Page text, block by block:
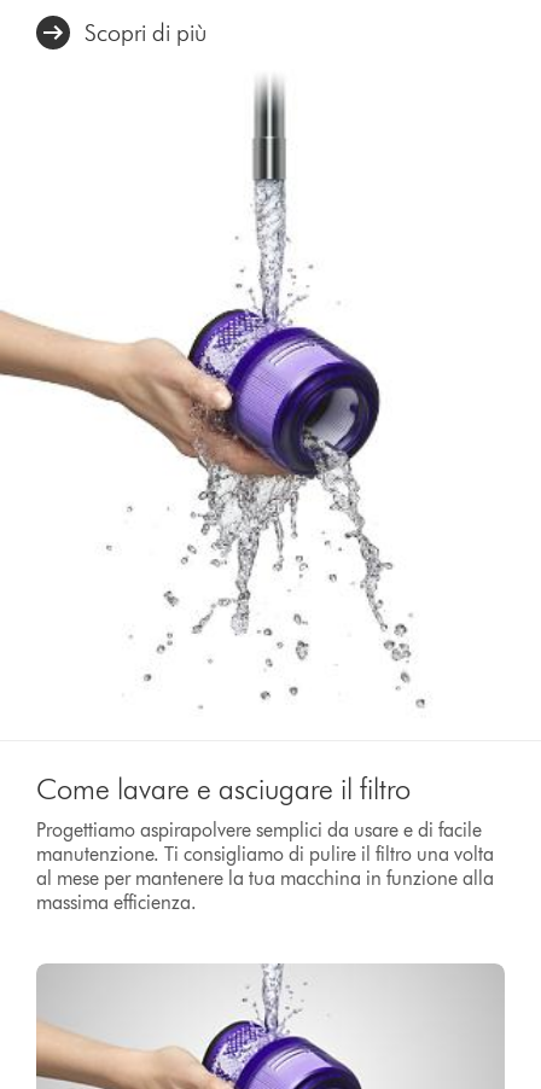
Scopri di più
Come lavare e asciugare il filtro
Progettiamo aspirapolvere semplici da usare e di facile
manutenzione. Ti consigliamo di pulire il filtro una volta
al mese per mantenere la tua macchina in funzione alla
massima efficienza.